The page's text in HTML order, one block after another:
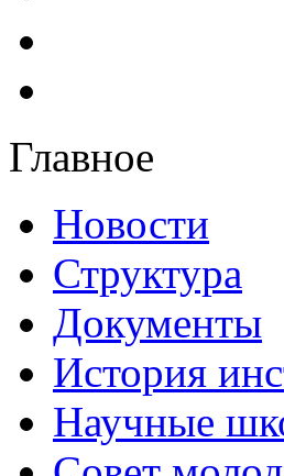
Главное
Новости
Структура
Документы
История
Научные